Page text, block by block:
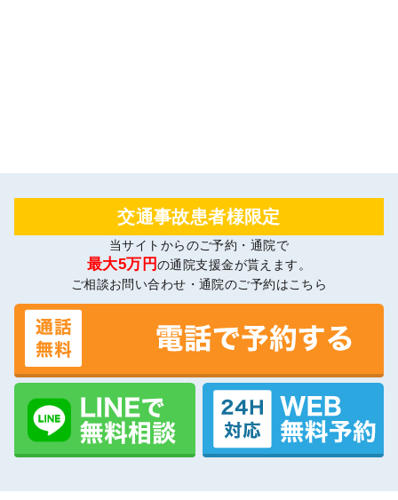
交通事故患者様限定
当サイトからのご予約・通院で
最大5万円の通院支援金が貰えます。
ご相談お問い合わせ・通院のご予約はこちら